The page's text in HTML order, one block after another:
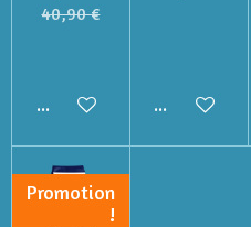
40,90 €
Ajouter au panierAjouter au
Promotion
!